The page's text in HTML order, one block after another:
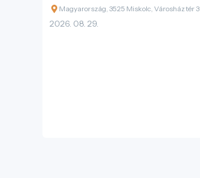
és változatos magyar néptáncokkal.
Magyarország, 3525 Miskolc, Városház tér 3
2026. 08. 29.